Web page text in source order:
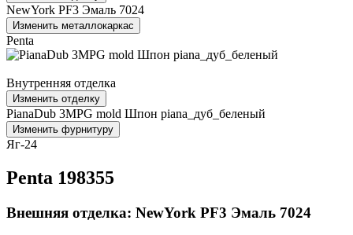
NewYork PF3 Эмаль 7024
Изменить металлокаркас
Penta
Внутренняя отделка
Изменить отделку
PianaDub 3MPG mold Шпон piana_дуб_беленый
Изменить фурнитуру
Яг-24
Penta 198355
Внешняя отделка: NewYork PF3 Эмаль 7024